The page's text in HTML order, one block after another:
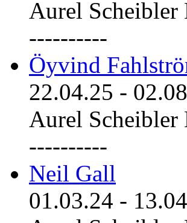
Aurel Scheibler
----------
Öyvind
22.04.25 -
Aurel Scheibler
----------
Neil Gall
01.03.24 -